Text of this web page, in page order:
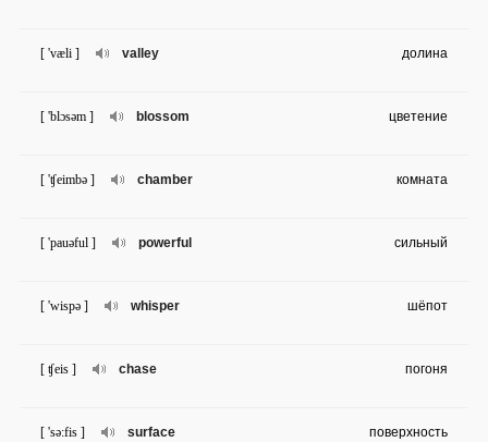
valley
[ 'væli ] долина
blossom
[ 'blɔsəm ] цветение
chamber
[ 'ʧeimbə ] комната
powerful
[ 'pauəful ] сильный
whisper
[ 'wispə ] шёпот
chase
[ ʧeis ] погоня
surface
[ 'sə:fis ] поверхность